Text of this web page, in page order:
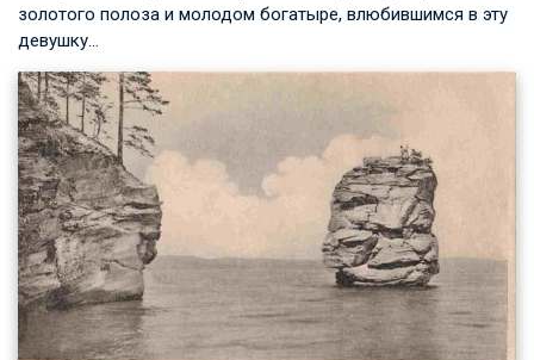
золотого полоза и молодом богатыре, влюбившимся в эту
девушку…